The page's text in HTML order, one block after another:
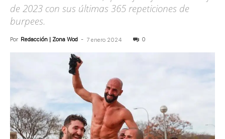
de 2023 con sus últimas 365 repeticiones de
burpees.
Por Redacción | Zona Wod - 7 enero 2024 0